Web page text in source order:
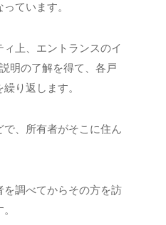
ています。
上、エントランスのイ
明の了解を得て、各戸
り返します。
で、所有者がそこに住ん
調べてからその方を訪